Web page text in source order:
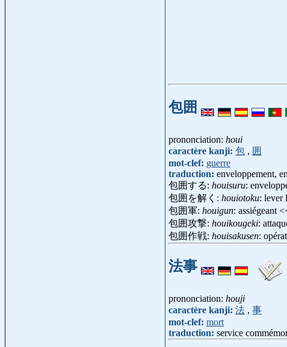
包囲
prononciation: houi
caractère kanji: 包 , 囲
mot-clef: guerre
traduction: enveloppement,
包囲する: houisuru:
包囲を解く: houiotoku: lever
包囲軍: houigun: assiégeant
包囲攻撃: houikougeki:
包囲作戦: houisakusen:
法事
prononciation: houji
caractère kanji: 法 , 事
mot-clef: mort
traduction: service